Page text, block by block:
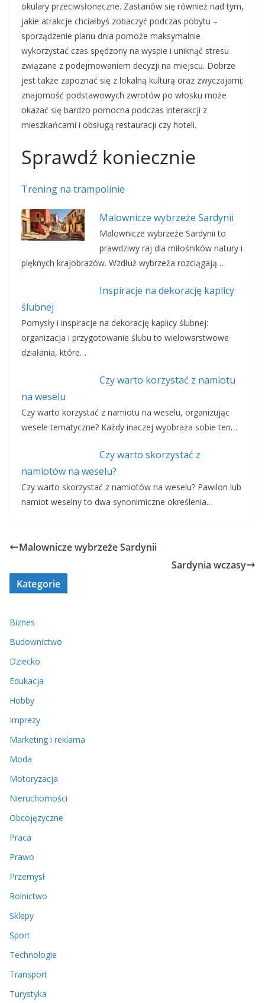
okulary przeciwsłoneczne. Zastanów się również nad tym,
jakie atrakcje chciałbyś zobaczyć podczas pobytu –
sporządzenie planu dnia pomoże maksymalnie
wykorzystać czas spędzony na wyspie i uniknąć stresu
związane z podejmowaniem decyzji na miejscu. Dobrze
jest także zapoznać się z lokalną kulturą oraz zwyczajami;
znajomość podstawowych zwrotów po włosku może
okazać się bardzo pomocna podczas interakcji z
mieszkańcami i obsługą restauracji czy hoteli.
Sprawdź koniecznie
Trening na trampolinie
Malownicze wybrzeże Sardynii
Malownicze wybrzeże Sardynii to
prawdziwy raj dla miłośników natury i
pięknych krajobrazów. Wzdłuż wybrzeża rozciągają…
Inspiracje na dekorację kaplicy
ślubnej
Pomysły i inspiracje na dekorację kaplicy ślubnej:
organizacja i przygotowanie ślubu to wielowarstwowe
działania, które…
Czy warto korzystać z namiotu
na weselu
Czy warto korzystać z namiotu na weselu, organizując
wesele tematyczne? Każdy inaczej wyobraża sobie ten…
Czy warto skorzystać z
namiotów na weselu?
Czy warto skorzystać z namiotów na weselu? Pawilon lub
namiot weselny to dwa synonimiczne określenia…
Malownicze wybrzeże Sardynii
Sardynia wczasy
Kategorie
Biznes
Budownictwo
Dziecko
Edukacja
Hobby
Imprezy
Marketing i reklama
Moda
Motoryzacja
Nieruchomości
Obcojęzyczne
Praca
Prawo
Przemysł
Rolnictwo
Sklepy
Sport
Technologie
Transport
Turystyka